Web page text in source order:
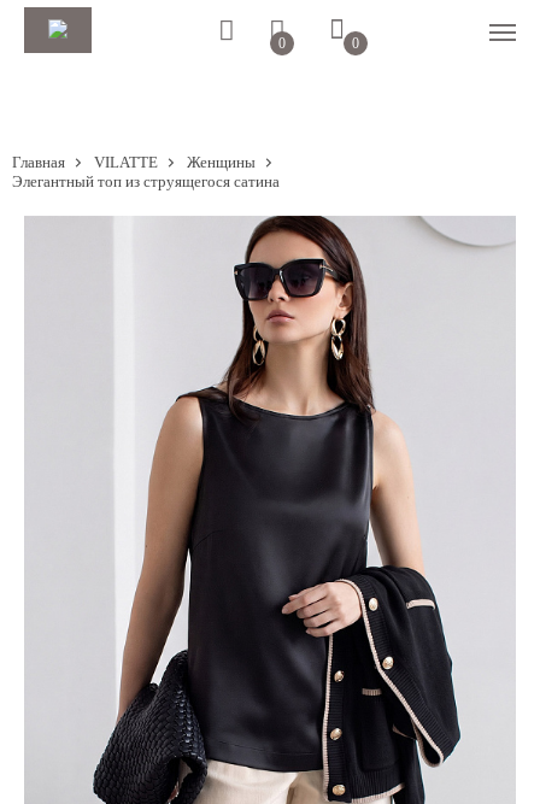
0 0
Главная VILATTE
Женщины
Элегантный топ из струящегося сатина